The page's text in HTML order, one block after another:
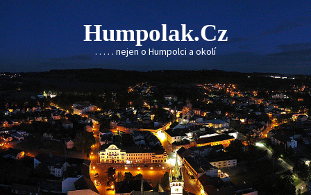
Skip
to
content
Humpolak.cz
. . . . . nejen o Humpolci a okolí